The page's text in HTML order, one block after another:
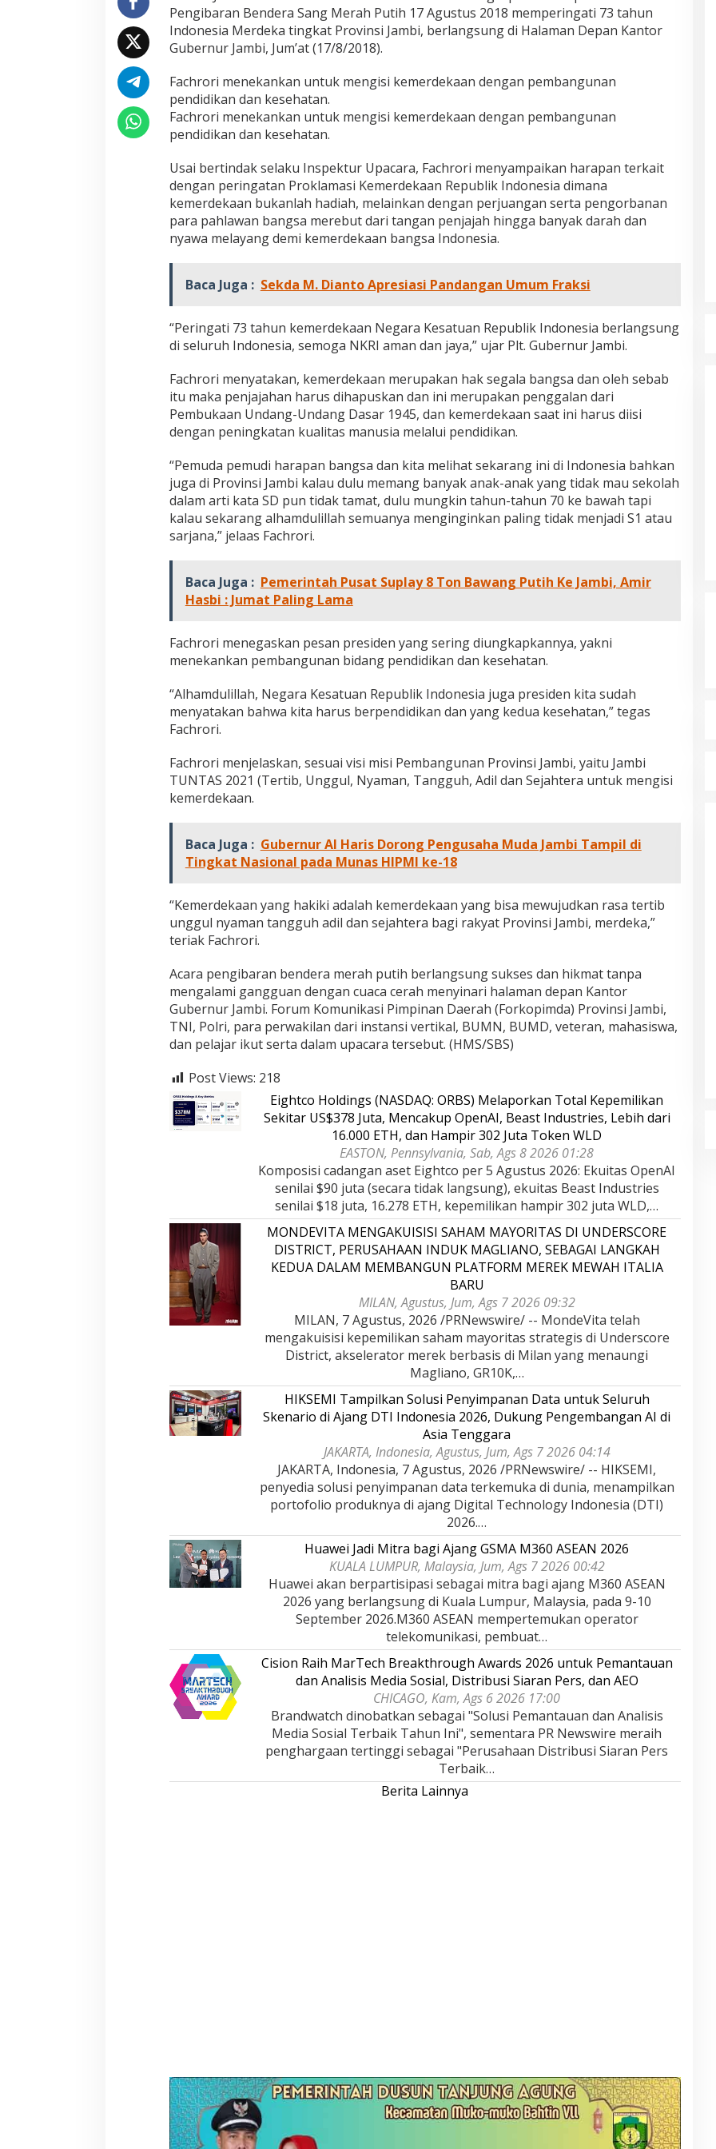
H
.
F
c
h
r
o
r
P
m
p
i
n
U
a
c
r
a
H
T
K
e
m
e
d
e
k
a
a
n
p
u
b
i
I
d
o
i
a
7
3
Pengibaran Bendera Sang Merah Putih 17 Agustus 2018 memperingati 73 tahun
Indonesia Merdeka tingkat Provinsi Jambi, berlangsung di Halaman Depan Kantor
Gubernur Jambi, Jum’at (17/8/2018).
Fachrori menekankan untuk mengisi kemerdekaan dengan pembangunan
pendidikan dan kesehatan.
Fachrori menekankan untuk mengisi kemerdekaan dengan pembangunan
pendidikan dan kesehatan.
Usai bertindak selaku Inspektur Upacara, Fachrori menyampaikan harapan terkait
dengan peringatan Proklamasi Kemerdekaan Republik Indonesia dimana
kemerdekaan bukanlah hadiah, melainkan dengan perjuangan serta pengorbanan
para pahlawan bangsa merebut dari tangan penjajah hingga banyak darah dan
nyawa melayang demi kemerdekaan bangsa Indonesia.
Baca Juga : Sekda M. Dianto Apresiasi Pandangan Umum Fraksi
“Peringati 73 tahun kemerdekaan Negara Kesatuan Republik Indonesia berlangsung
di seluruh Indonesia, semoga NKRI aman dan jaya,” ujar Plt. Gubernur Jambi.
Fachrori menyatakan, kemerdekaan merupakan hak segala bangsa dan oleh sebab
itu maka penjajahan harus dihapuskan dan ini merupakan penggalan dari
Pembukaan Undang-Undang Dasar 1945, dan kemerdekaan saat ini harus diisi
dengan peningkatan kualitas manusia melalui pendidikan.
“Pemuda pemudi harapan bangsa dan kita melihat sekarang ini di Indonesia bahkan
juga di Provinsi Jambi kalau dulu memang banyak anak-anak yang tidak mau sekolah
dalam arti kata SD pun tidak tamat, dulu mungkin tahun-tahun 70 ke bawah tapi
kalau sekarang alhamdulillah semuanya menginginkan paling tidak menjadi S1 atau
sarjana,” jelaas Fachrori.
Baca Juga : Pemerintah Pusat Suplay 8 Ton Bawang Putih Ke Jambi, Amir
Hasbi : Jumat Paling Lama
Fachrori menegaskan pesan presiden yang sering diungkapkannya, yakni
menekankan pembangunan bidang pendidikan dan kesehatan.
“Alhamdulillah, Negara Kesatuan Republik Indonesia juga presiden kita sudah
menyatakan bahwa kita harus berpendidikan dan yang kedua kesehatan,” tegas
Fachrori.
Fachrori menjelaskan, sesuai visi misi Pembangunan Provinsi Jambi, yaitu Jambi
TUNTAS 2021 (Tertib, Unggul, Nyaman, Tangguh, Adil dan Sejahtera untuk mengisi
kemerdekaan.
Baca Juga : Gubernur Al Haris Dorong Pengusaha Muda Jambi Tampil di
Tingkat Nasional pada Munas HIPMI ke-18
“Kemerdekaan yang hakiki adalah kemerdekaan yang bisa mewujudkan rasa tertib
unggul nyaman tangguh adil dan sejahtera bagi rakyat Provinsi Jambi, merdeka,”
teriak Fachrori.
Acara pengibaran bendera merah putih berlangsung sukses dan hikmat tanpa
mengalami gangguan dengan cuaca cerah menyinari halaman depan Kantor
Gubernur Jambi. Forum Komunikasi Pimpinan Daerah (Forkopimda) Provinsi Jambi,
TNI, Polri, para perwakilan dari instansi vertikal, BUMN, BUMD, veteran, mahasiswa,
dan pelajar ikut serta dalam upacara tersebut. (HMS/SBS)
Post Views: 218
Eightco Holdings (NASDAQ: ORBS) Melaporkan Total Kepemilikan
Sekitar US$378 Juta, Mencakup OpenAI, Beast Industries, Lebih dari
16.000 ETH, dan Hampir 302 Juta Token WLD
EASTON, Pennsylvania, Sab, Ags 8 2026 01:28
Komposisi cadangan aset Eightco per 5 Agustus 2026: Ekuitas OpenAI
senilai $90 juta (secara tidak langsung), ekuitas Beast Industries
senilai $18 juta, 16.278 ETH, kepemilikan hampir 302 juta WLD,…
MONDEVITA MENGAKUISISI SAHAM MAYORITAS DI UNDERSCORE
DISTRICT, PERUSAHAAN INDUK MAGLIANO, SEBAGAI LANGKAH
KEDUA DALAM MEMBANGUN PLATFORM MEREK MEWAH ITALIA
BARU
MILAN, Agustus, Jum, Ags 7 2026 09:32
MILAN, 7 Agustus, 2026 /PRNewswire/ -- MondeVita telah
mengakuisisi kepemilikan saham mayoritas strategis di Underscore
District, akselerator merek berbasis di Milan yang menaungi
Magliano, GR10K,…
HIKSEMI Tampilkan Solusi Penyimpanan Data untuk Seluruh
Skenario di Ajang DTI Indonesia 2026, Dukung Pengembangan AI di
Asia Tenggara
JAKARTA, Indonesia, Agustus, Jum, Ags 7 2026 04:14
JAKARTA, Indonesia, 7 Agustus, 2026 /PRNewswire/ -- HIKSEMI,
penyedia solusi penyimpanan data terkemuka di dunia, menampilkan
portofolio produknya di ajang Digital Technology Indonesia (DTI)
2026.…
Huawei Jadi Mitra bagi Ajang GSMA M360 ASEAN 2026
KUALA LUMPUR, Malaysia, Jum, Ags 7 2026 00:42
Huawei akan berpartisipasi sebagai mitra bagi ajang M360 ASEAN
2026 yang berlangsung di Kuala Lumpur, Malaysia, pada 9-10
September 2026.M360 ASEAN mempertemukan operator
telekomunikasi, pembuat…
Cision Raih MarTech Breakthrough Awards 2026 untuk Pemantauan
dan Analisis Media Sosial, Distribusi Siaran Pers, dan AEO
CHICAGO, Kam, Ags 6 2026 17:00
Brandwatch dinobatkan sebagai "Solusi Pemantauan dan Analisis
Media Sosial Terbaik Tahun Ini", sementara PR Newswire meraih
penghargaan tertinggi sebagai "Perusahaan Distribusi Siaran Pers
Terbaik…
Berita Lainnya
Jejak 69 Tahun dan Manifesto
Di DAERAH, INFORMASI, JAMBI, OPINI DAN ARTIKEL,
6 Januari, 2026
Kinerja Terukur dan Dampak
sebagai Salah Satu Gubernur
Paling Efektif di Indonesia Tahun
2025
Di ADVETORIAL, DAERAH, INFORMASI, JAMBI,
NASIONAL, OPINI DAN ARTIKEL, PEMERINTAHAN,
PERISTIWA
| 18 Desember, 2025
Pelaminan Pengantin dan Baju
Akademis Seminar Lembaga Adat
Melayu (LAM) Jambi
Di DAERAH, INFORMASI, JAMBI, NASIONAL, OPINI
DAN ARTIKEL, PEMERINTAHAN, PERISTIWA
Oktober, 2025